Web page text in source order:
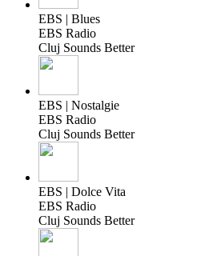
EBS | Blues
EBS Radio
Cluj Sounds Better
EBS | Nostalgie
EBS Radio
Cluj Sounds Better
EBS | Dolce Vita
EBS Radio
Cluj Sounds Better